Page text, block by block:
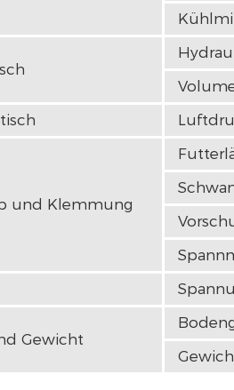
und Klemmung
Gewicht